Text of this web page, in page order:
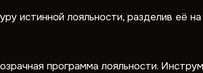
истинной лояльности, разделив её на
программа лояльности.